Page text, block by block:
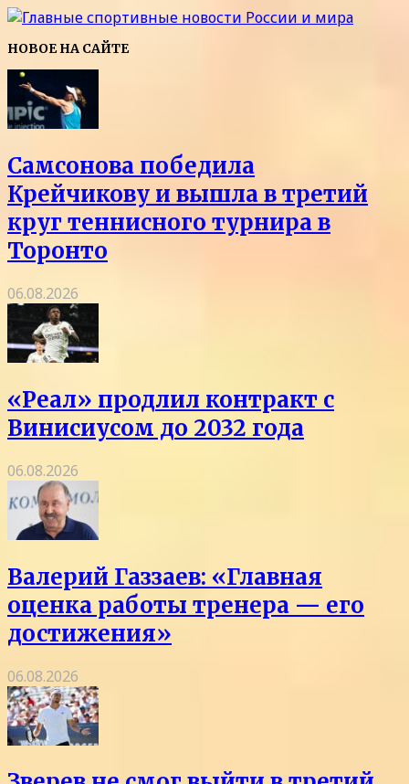
НОВОЕ НА САЙТЕ
Самсонова победила
Крейчикову и вышла в третий
круг теннисного турнира в
Торонто
06.08.2026
«Реал» продлил контракт с
Винисиусом до 2032 года
06.08.2026
Валерий Газзаев: «Главная
оценка работы тренера — его
достижения»
06.08.2026